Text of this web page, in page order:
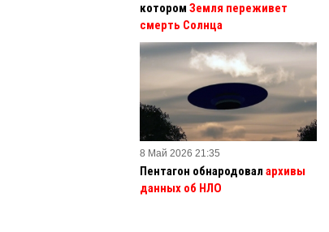
котором Земля переживет
смерть Солнца
8 Май 2026 21:35
Пентагон обнародовал архивы
данных об НЛО